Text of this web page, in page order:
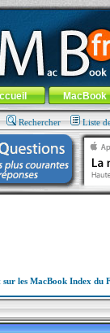
Apple... 100% nomade
-Aller au menu
MacBook
Rechercher Liste
sur les MacBook Index du